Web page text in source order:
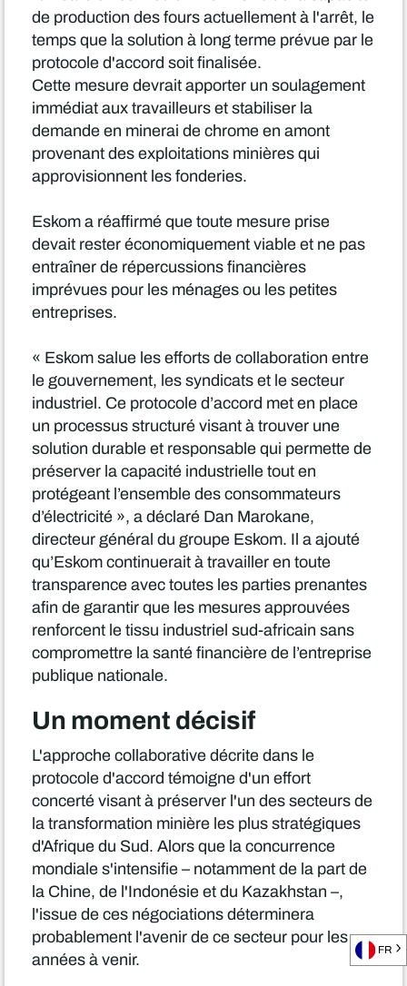
de production des fours actuellement à l'arrêt, le
temps que la solution à long terme prévue par le
protocole d'accord soit finalisée.
Cette mesure devrait apporter un soulagement
immédiat aux travailleurs et stabiliser la
demande en minerai de chrome en amont
provenant des exploitations minières qui
approvisionnent les fonderies.
Eskom a réaffirmé que toute mesure prise
devait rester économiquement viable et ne pas
entraîner de répercussions financières
imprévues pour les ménages ou les petites
entreprises.
« Eskom salue les efforts de collaboration entre
le gouvernement, les syndicats et le secteur
industriel. Ce protocole d’accord met en place
un processus structuré visant à trouver une
solution durable et responsable qui permette de
préserver la capacité industrielle tout en
protégeant l’ensemble des consommateurs
d’électricité », a déclaré Dan Marokane,
directeur général du groupe Eskom. Il a ajouté
qu’Eskom continuerait à travailler en toute
transparence avec toutes les parties prenantes
afin de garantir que les mesures approuvées
renforcent le tissu industriel sud-africain sans
compromettre la santé financière de l’entreprise
publique nationale.
Un moment décisif
L'approche collaborative décrite dans le
protocole d'accord témoigne d'un effort
concerté visant à préserver l'un des secteurs de
la transformation minière les plus stratégiques
d'Afrique du Sud. Alors que la concurrence
mondiale s'intensifie – notamment de la part de
la Chine, de l'Indonésie et du Kazakhstan –,
l'issue de ces négociations déterminera
probablement l'avenir de ce secteur pour les
années à venir.
FR